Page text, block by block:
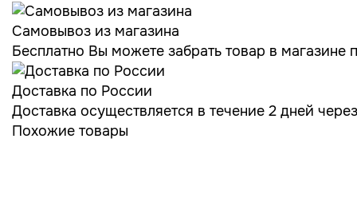
Самовывоз из магазина
Бесплатно Вы можете забрать товар в
Доставка по России
Доставка осуществляется в течение 2 дней
Похожие товары